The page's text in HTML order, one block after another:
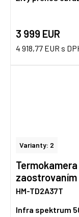
3 999 EUR
4 918,77 EUR s
Varianty: 2
zaostrovaním
HM-TD2A37T
Infra spektrum